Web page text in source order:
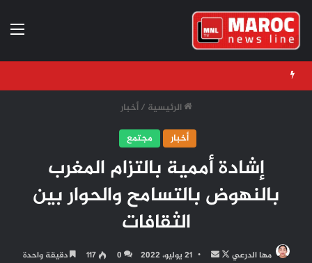
الرئيسية / أخبار
أخبار
مجتمع
إشادة أممية بالتزام المغرب
بالنهوض بالتسامح والحوار بين
الثقافات
مها الدرعي
تابعأرسل 21 يوليو، 2022 0
117 دقيقة واحدة